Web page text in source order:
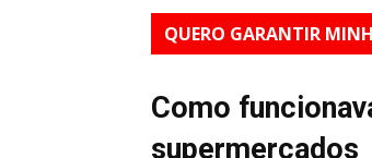
QUERO GARANTIR
Como
supermercados